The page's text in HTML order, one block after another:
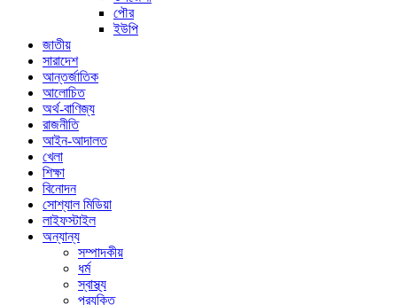
পৌর
ইউপি
জাতীয়
সারাদেশ
আন্তর্জাতিক
আলোচিত
অর্থ-বাণিজ্য
রাজনীতি
আইন-আদালত
খেলা
শিক্ষা
বিনোদন
সোশ্যাল মিডিয়া
লাইফস্টাইল
অন্যান্য
সম্পাদকীয়
ধর্ম
স্বাস্থ্য
প্রযুক্তি